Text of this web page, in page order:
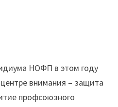
НОФП в этом году
внимания – защита
профсоюзного